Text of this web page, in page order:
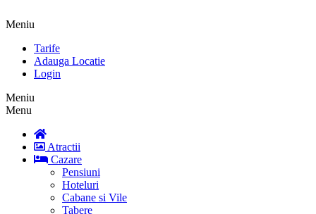
Meniu
Tarife
Adauga Locatie
Login
Meniu
Menu
Atractii
Cazare
Pensiuni
Hoteluri
Cabane si Vile
Tabere